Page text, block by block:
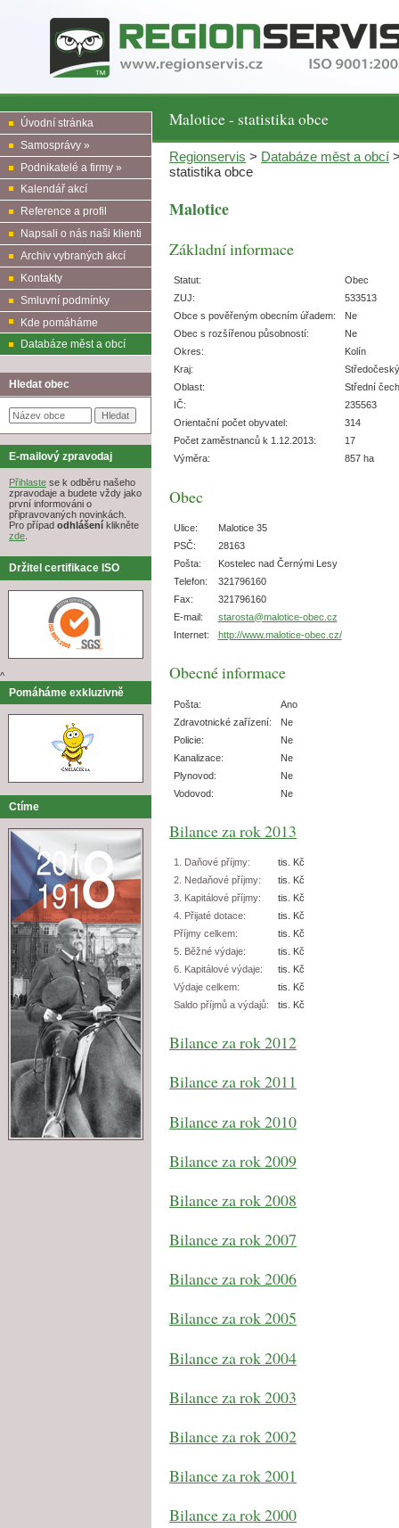
Malotice - statistika obce
Úvodní stránka
Samosprávy »
Podnikatelé a firmy »
Kalendář akcí
Reference a profil
Napsali o nás naši klienti
Archiv vybraných akcí
Kontakty
Smluvní podmínky
Kde pomáháme
Databáze měst a obcí
Hledat obec
E-mailový zpravodaj
Přihlaste se k odběru našeho
zpravodaje a budete vždy jako
první informováni o
připravovaných novinkách.
Pro případ odhlášení klikněte
zde.
Držitel certifikace ISO
^
Pomáháme exkluzivně
Ctíme
Regionservis > Databáze měst a obcí
statistika obce
Malotice
Základní informace
Statut:
Obec
ZUJ:
533513
Obce s pověřeným obecním úřadem:
Ne
Obec s rozšířenou působností:
Ne
Okres:
Kolín
Kraj:
Středočeský
Oblast:
Střední
IČ:
235563
Orientační počet obyvatel:
314
Počet zaměstnanců k 1.12.2013:
17
Výměra:
857 ha
Obec
Ulice:
Malotice 35
PSČ:
28163
Pošta:
Kostelec nad Černými Lesy
Telefon:
321796160
Fax:
321796160
E-mail:
starosta@malotice-obec.cz
Internet:
http://www.malotice-obec.cz/
Obecné informace
Pošta:
Ano
Zdravotnické zařízení:
Ne
Policie:
Ne
Kanalizace:
Ne
Plynovod:
Ne
Vodovod:
Ne
Bilance za rok 2013
1. Daňové příjmy:
tis. Kč
2. Nedaňové příjmy:
tis. Kč
3. Kapitálové příjmy:
tis. Kč
4. Přijaté dotace:
tis. Kč
Příjmy celkem:
tis. Kč
5. Běžné výdaje:
tis. Kč
6. Kapitálové výdaje:
tis. Kč
Výdaje celkem:
tis. Kč
Saldo příjmů a výdajů:
tis. Kč
Bilance za rok 2012
Bilance za rok 2011
Bilance za rok 2010
Bilance za rok 2009
Bilance za rok 2008
Bilance za rok 2007
Bilance za rok 2006
Bilance za rok 2005
Bilance za rok 2004
Bilance za rok 2003
Bilance za rok 2002
Bilance za rok 2001
Bilance za rok 2000